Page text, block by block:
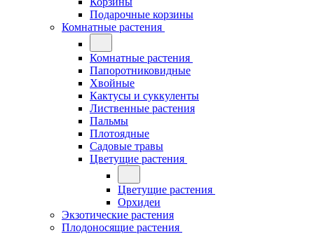
Подарочные корзины
Комнатные растения
Комнатные растения
Папоротниковидные
Хвойные
Кактусы и суккуленты
Лиственные растения
Пальмы
Плотоядные
Садовые травы
Цветущие растения
Цветущие растения
Орхидеи
Экзотические растения
Плодоносящие растения